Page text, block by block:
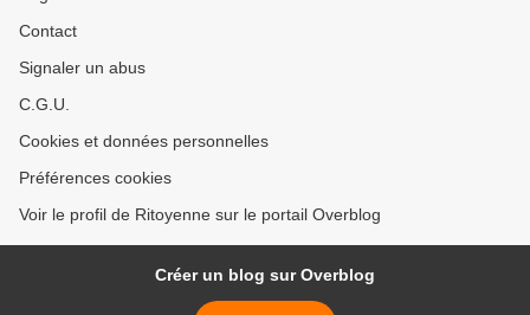
Contact
Signaler un abus
C.G.U.
Cookies et données personnelles
Préférences cookies
Voir le profil de Ritoyenne sur le portail Overblog
Créer un blog sur Overblog